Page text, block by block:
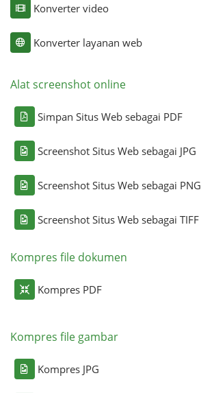
Konverter video
Konverter layanan web
Alat screenshot online
Simpan Situs Web sebagai PDF
Screenshot Situs Web sebagai JPG
Screenshot Situs Web sebagai PNG
Screenshot Situs Web sebagai TIFF
Kompres file dokumen
Kompres PDF
Kompres file gambar
Kompres JPG